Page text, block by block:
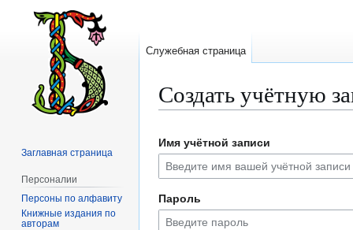
Создать учётную
к
навигации
к
поиску
Имя учётной записи
Пароль
Служебная страница
Заглавная страница
Персоналии
Персоны по алфавиту
Книжные издания по
авторам